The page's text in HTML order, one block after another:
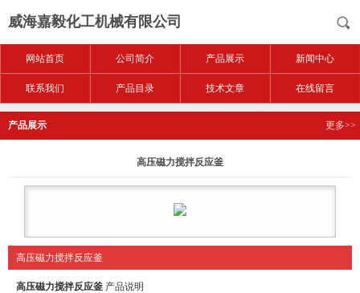
威海嘉毅化工机械有限公司
网站首页 公司简介 产品展示 新闻中心
联系我们 产品目录 技术文章 在线留言
产品展示 更多>>
高压磁力搅拌反应釜
高压磁力搅拌反应釜
高压磁力搅拌反应釜 产品说明